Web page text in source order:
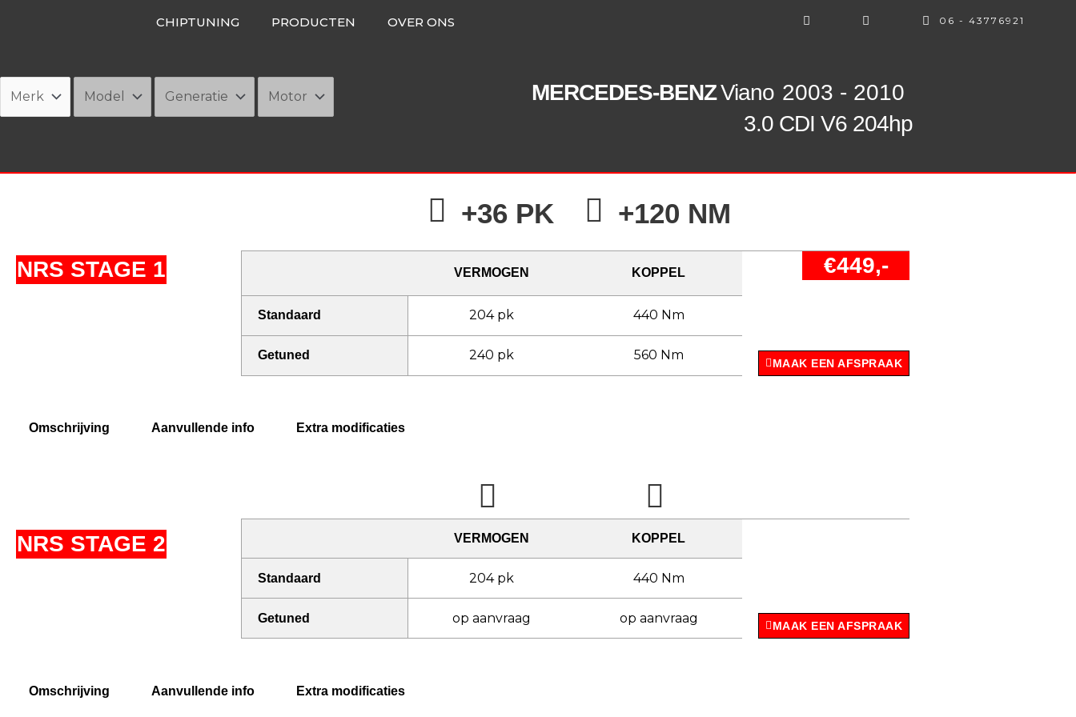
CHIPTUNING PRODUCTEN OVER ONS 06 - 43776921
MERCEDES-BENZViano 2003 - 2010
3.0 CDI V6 204hp
NRS STAGE 1
+36 PK +120 NM
VERMOGEN KOPPEL €449,-
Standaard 204 pk 440 Nm
Getuned 240 pk 560 Nm
MAAK EEN AFSPRAAK
Omschrijving Aanvullende info Extra modificaties
NRS STAGE 2 VERMOGEN KOPPEL
Standaard 204 pk 440 Nm
Getuned op aanvraag op aanvraag
MAAK EEN AFSPRAAK
Omschrijving Aanvullende info Extra modificaties